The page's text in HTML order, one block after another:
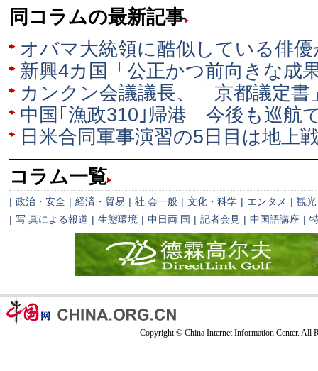
同コラムの最新記事
オバマ大統領に酷似している俳優
新興4カ国「公正かつ前向きな成
カンクン会議議長、「京都議定書
中国｢漁政310｣帰港 今後も巡航
日米合同軍事演習の5日目は地上
コラム一覧
| 政治・安全 | 経済・貿易 | 社 会一般 | 文化・科学 | エンタメ | 観光
| 写 真による報道 | 生態環境 | 中日両 国 | 記者会見 | 中国語講座 |